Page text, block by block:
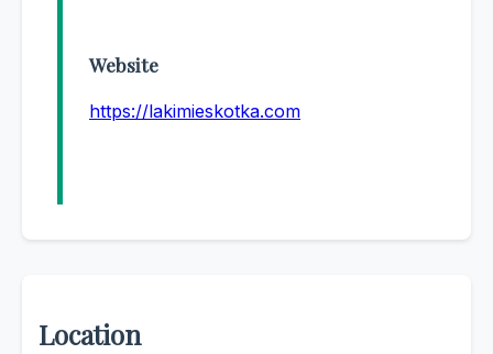
Website
https://lakimieskotka.com
Location